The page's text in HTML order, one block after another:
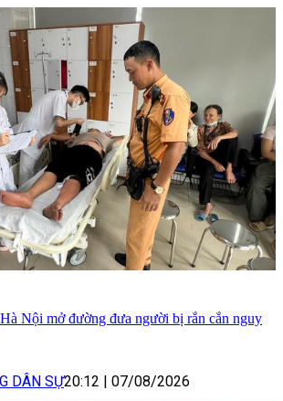
Nội mở đường đưa người bị rắn cắn nguy
DÂN SỰ20:12 07/08/2026